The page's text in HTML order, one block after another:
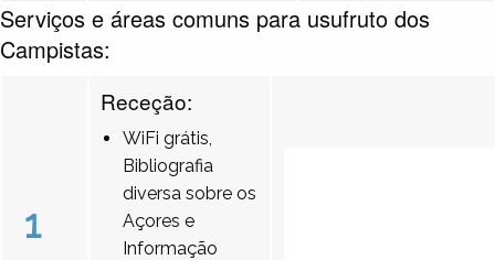
Serviços e áreas comuns para usufruto dos
Campistas:
1
Receção:
WiFi grátis,
Bibliografia
diversa sobre os
Açores e
Informação